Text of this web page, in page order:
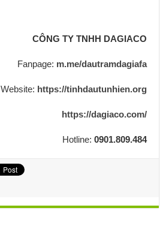
CÔNG TY TNHH DAGIACO
Fanpage: m.me/dautramdagiafa
Website: https://tinhdautunhien.org
https://dagiaco.com/
Hotline: 0901.809.484